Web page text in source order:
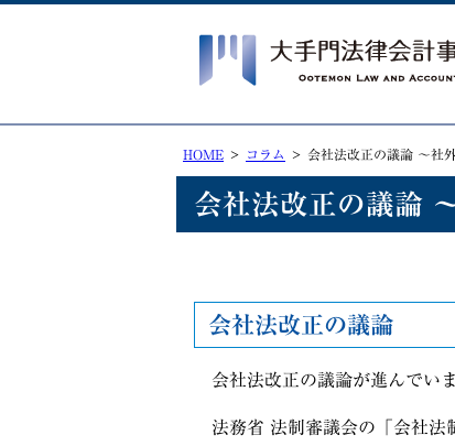
HOME コラム 会社法改正の議論 ～社
会社法改正の議論
会社法改正の議論
会社法改正の議論が進んでいま
法務省 法制審議会の「会社法